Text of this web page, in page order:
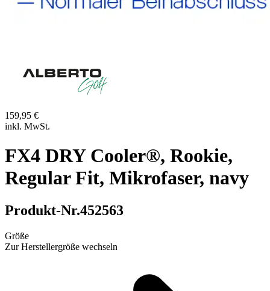
159,95 €
inkl. MwSt.
FX4 DRY Cooler®, Rookie,
Regular Fit, Mikrofaser, navy
Produkt-Nr.452563
Größe
Zur Herstellergröße wechseln